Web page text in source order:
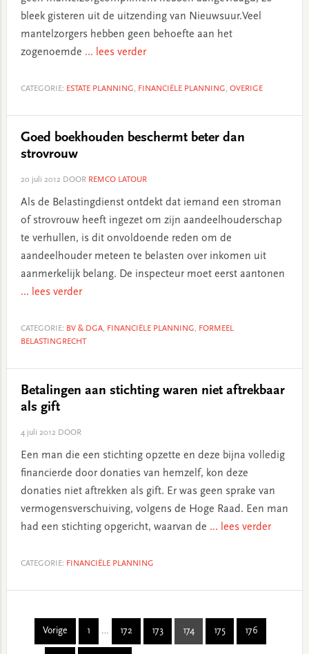
bleek gisteren uit de uitzending van Nieuwsuur.Veel
mantelzorgers hebben geen behoefte aan het
zogenoemde ... lees verder
CATEGORIE: ESTATE PLANNING, FINANCIËLE PLANNING, OVERIGE
Goed boekhouden beschermt beter dan
strovrouw
20 juli 2012DOOR REMCO LATOUR
Als de Belastingdienst ontdekt dat iemand een stroman
of strovrouw heeft ingezet om zijn aandeelhouderschap
te verhullen, is dit onvoldoende reden om de
aandeelhouder meteen te belasten over inkomen uit
aanmerkelijk belang. De inspecteur moet eerst aantonen
... lees verder
CATEGORIE: BV & DGA, FINANCIËLE PLANNING, FORMEEL
BELASTINGRECHT
Betalingen aan stichting waren niet aftrekbaar
als gift
4 juli 2012DOOR
Een man die een stichting opzette en deze bijna volledig
financierde door donaties van hemzelf, kon deze
donaties niet aftrekken als gift. Er was geen sprake van
vermogensverschuiving, volgens de Hoge Raad. Een man
had een stichting opgericht, waarvan de ... lees verder
CATEGORIE: FINANCIËLE PLANNING
Vorige Page
1
Interim
pages
… Page
172 Page
173 Page
174 Page
175 Page
176